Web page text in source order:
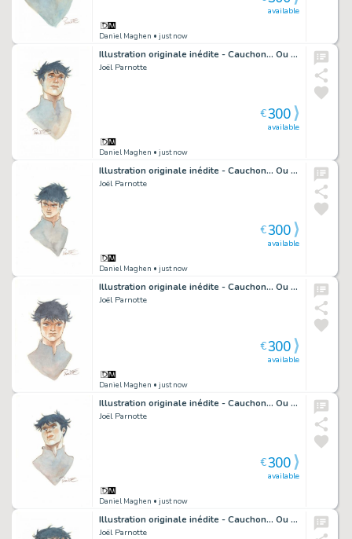
Daniel Maghen • just now
available
Illustration originale inédite - Cauchon... Ou l'homme qui tua Jeanne d'Arc
Joël Parnotte
Daniel Maghen • just now
available
€300
Illustration originale inédite - Cauchon... Ou l'homme qui tua Jeanne d'Arc
Joël Parnotte
Daniel Maghen • just now
available
€300
Illustration originale inédite - Cauchon... Ou l'homme qui tua Jeanne d'Arc
Joël Parnotte
Daniel Maghen • just now
available
€300
Illustration originale inédite - Cauchon... Ou l'homme qui tua Jeanne d'Arc
Joël Parnotte
Daniel Maghen • just now
available
€300
Illustration originale inédite - Cauchon... Ou l'homme qui tua Jeanne d'Arc
Joël Parnotte